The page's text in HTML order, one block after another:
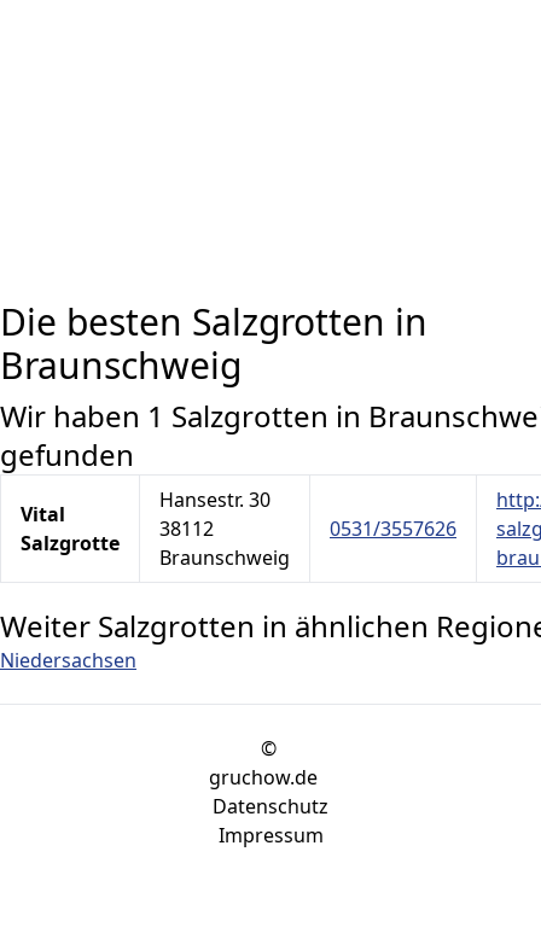
Die besten Salzgrotten in
Braunschweig
Wir haben 1 Salzgrotten in
gefunden
Vital
Salzgrotte
Hansestr. 30
38112
Braunschweig
0531/3557626
Weiter Salzgrotten in ähnlichen
Niedersachsen
©
gruchow.de
Datenschutz
Impressum